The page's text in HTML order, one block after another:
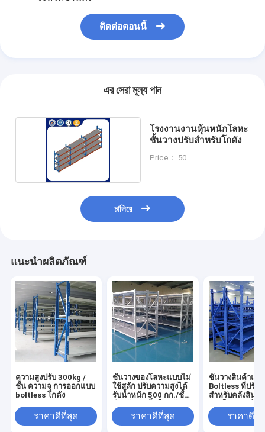
ติดต่อตอนนี้
এর সেরা মূল্য পান
โรงงานงานหุ้นหนักโลหะ
ชั้นวางปรับสําหรับโกดัง
Price： 50
চালিয়ে
แนะนำผลิตภัณฑ์
ความสูงปรับ 300kg /
ชั้น ความจุ การออกแบบ
boltless โกดัง
ราคาดีที่สุด
ชั้นวางของโลหะแบบไม่
ใช้สลัก ปรับความสูงได้
รับน้ำหนัก 500 กก./ชั้น
สินค้าและโรงงาน
อุตสาหกรรม
ราคาดีที่สุด
ชั้นวางสินค้าแบ
Boltless ที่ปรับ
สำหรับคลังสินค้
ชั้นวางสินค้า
อุตสาหกรรม ขา
ราคาดีที่